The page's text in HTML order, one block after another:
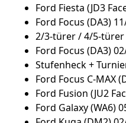
Ford Fiesta (JD3
Ford Focus (DA3)
2/3-türer / 4/5-türer
Ford Focus (DA3)
Stufenheck +
Ford Focus C-MAX
Ford Fusion (JU2
Ford Galaxy (WA6)